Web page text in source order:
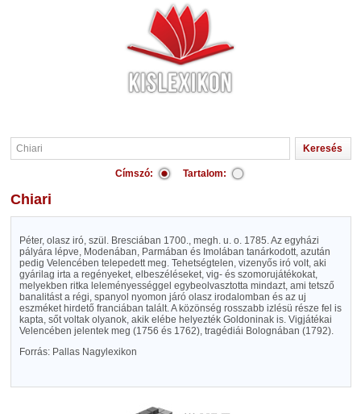
Címszó: Tartalom:
Chiari
Péter, olasz iró, szül. Bresciában 1700., megh. u. o. 1785. Az egyházi
pályára lépve, Modenában, Parmában és Imolában tanárkodott, azután
pedig Velencében telepedett meg. Tehetségtelen, vizenyős iró volt, aki
gyárilag irta a regényeket, elbeszéléseket, vig- és szomorujátékokat,
melyekben ritka leleményességgel egybeolvasztotta mindazt, ami tetsző
banalitást a régi, spanyol nyomon járó olasz irodalomban és az uj
eszméket hirdető franciában talált. A közönség rosszabb izlésü része fel is
kapta, sőt voltak olyanok, akik elébe helyezték Goldoninak is. Vigjátékai
Velencében jelentek meg (1756 és 1762), tragédiái Bolognában (1792).
Forrás: Pallas Nagylexikon